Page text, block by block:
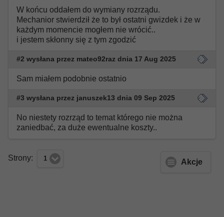
W końcu oddałem do wymiany rozrządu.
Mechanior stwierdził że to był ostatni gwizdek i że w
każdym momencie mogłem nie wrócić..
i jestem skłonny się z tym zgodzić
#2 wysłana przez mateo92raz dnia 17 Aug 2025
Sam miałem podobnie ostatnio
#3 wysłana przez januszek13 dnia 09 Sep 2025
No niestety rozrząd to temat którego nie można
zaniedbać, za duże ewentualne koszty..
Strony: 1 Akcje